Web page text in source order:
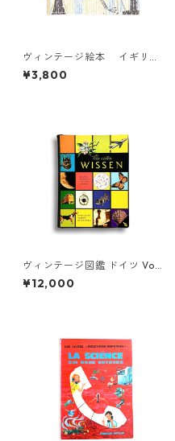
ヴィンテージ絵本 イギリス
Rockets and Satellites 宇
宙絵本
¥3,800
ヴィンテージ図鑑 ドイツ Vom
ersten WISSEN 自然科学
絵本
¥12,000